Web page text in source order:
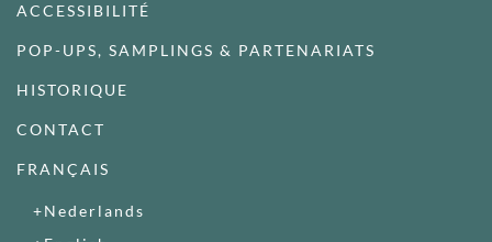
ACCESSIBILITÉ
POP-UPS, SAMPLINGS & PARTENARIATS
HISTORIQUE
CONTACT
FRANÇAIS
Nederlands